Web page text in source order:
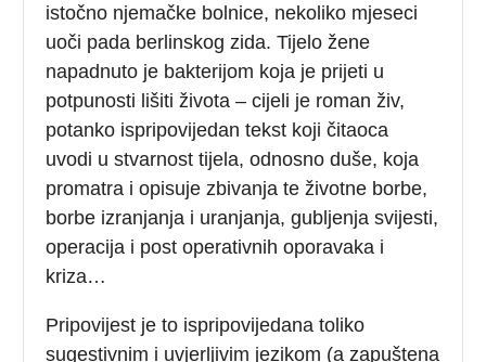
istočno njemačke bolnice, nekoliko mjeseci
uoči pada berlinskog zida. Tijelo žene
napadnuto je bakterijom koja je prijeti u
potpunosti lišiti života – cijeli je roman živ,
potanko ispripovijedan tekst koji čitaoca
uvodi u stvarnost tijela, odnosno duše, koja
promatra i opisuje zbivanja te životne borbe,
borbe izranjanja i uranjanja, gubljenja svijesti,
operacija i post operativnih oporavaka i
kriza…
Pripovijest je to ispripovijedana toliko
sugestivnim i uvjerljivim jezikom (a zapuštena